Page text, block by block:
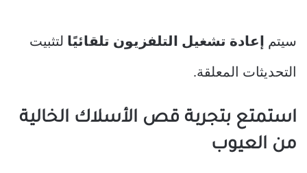
سيتم إعادة تشغيل التلفزيون تلقائيًا لتثبيت
التحديثات المعلقة.
استمتع بتجربة قص الأسلاك الخالية
من العيوب